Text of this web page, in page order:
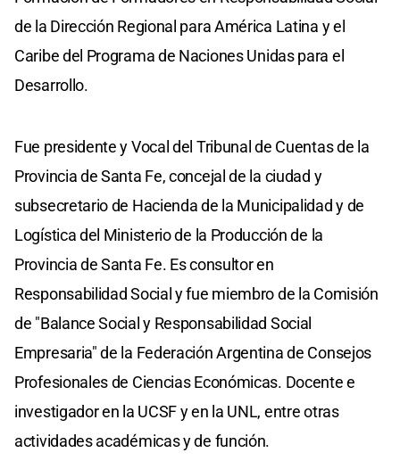
de la Dirección Regional para América Latina y el
Caribe del Programa de Naciones Unidas para el
Desarrollo.
Fue presidente y Vocal del Tribunal de Cuentas de la
Provincia de Santa Fe, concejal de la ciudad y
subsecretario de Hacienda de la Municipalidad y de
Logística del Ministerio de la Producción de la
Provincia de Santa Fe. Es consultor en
Responsabilidad Social y fue miembro de la Comisión
de "Balance Social y Responsabilidad Social
Empresaria" de la Federación Argentina de Consejos
Profesionales de Ciencias Económicas. Docente e
investigador en la UCSF y en la UNL, entre otras
actividades académicas y de función.